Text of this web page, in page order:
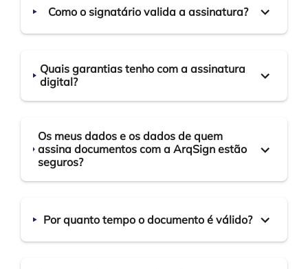
Como o signatário valida a assinatura?
Quais garantias tenho com a assinatura
digital?
Os meus dados e os dados de quem
assina documentos com a ArqSign estão
seguros?
Por quanto tempo o documento é válido?